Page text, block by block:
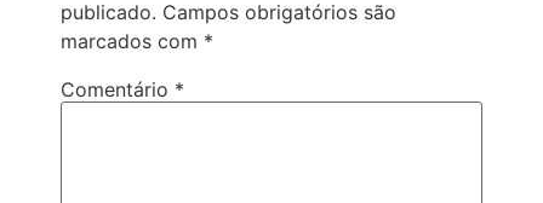
publicado. Campos obrigatórios são
marcados com *
Comentário *